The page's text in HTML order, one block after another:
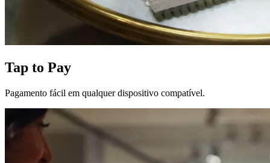
Tap to Pay
Pagamento fácil em qualquer dispositivo compatível.